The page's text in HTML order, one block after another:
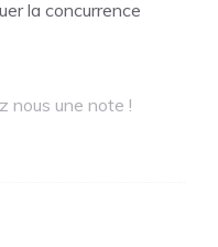
la concurrence
nous une note !